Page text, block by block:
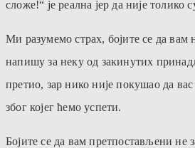
сложе!“ је реална јер да није
Ми разумемо страх, бојите се да
напишу за неку од закинутих
претио, зар нико није покушао да
због којег ћемо успети.
Бојите се да вам претпостављени не